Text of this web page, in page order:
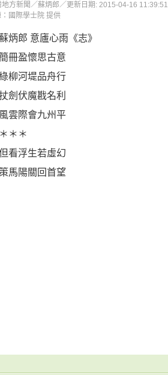
方新聞／蘇炳郎／更新日期: 2015-04-16 11:39:51
：國際學士院 提供
炳郎 意廬心雨《志》
冊盈懷思古意
柳河堤品舟行
劍伏魔戡名利
風雲際會九州平
＊＊＊
看浮生若虛幻
策馬陽關回首望